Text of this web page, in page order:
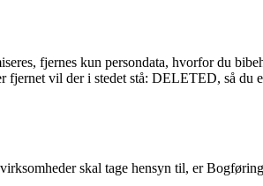
fjernes kun persondata, hvorfor du
fjernet vil der i stedet stå: DELETED, så du
skal tage hensyn til, er